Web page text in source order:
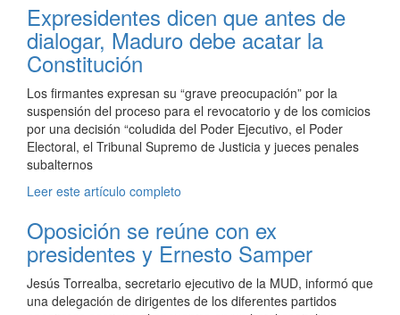
Expresidentes dicen que antes de
dialogar, Maduro debe acatar la
Constitución
Los firmantes expresan su “grave preocupación” por la
suspensión del proceso para el revocatorio y de los comicios
por una decisión “coludida del Poder Ejecutivo, el Poder
Electoral, el Tribunal Supremo de Justicia y jueces penales
subalternos
Leer este artículo completo
Oposición se reúne con ex
presidentes y Ernesto Samper
Jesús Torrealba, secretario ejecutivo de la MUD, informó que
una delegación de dirigentes de los diferentes partidos